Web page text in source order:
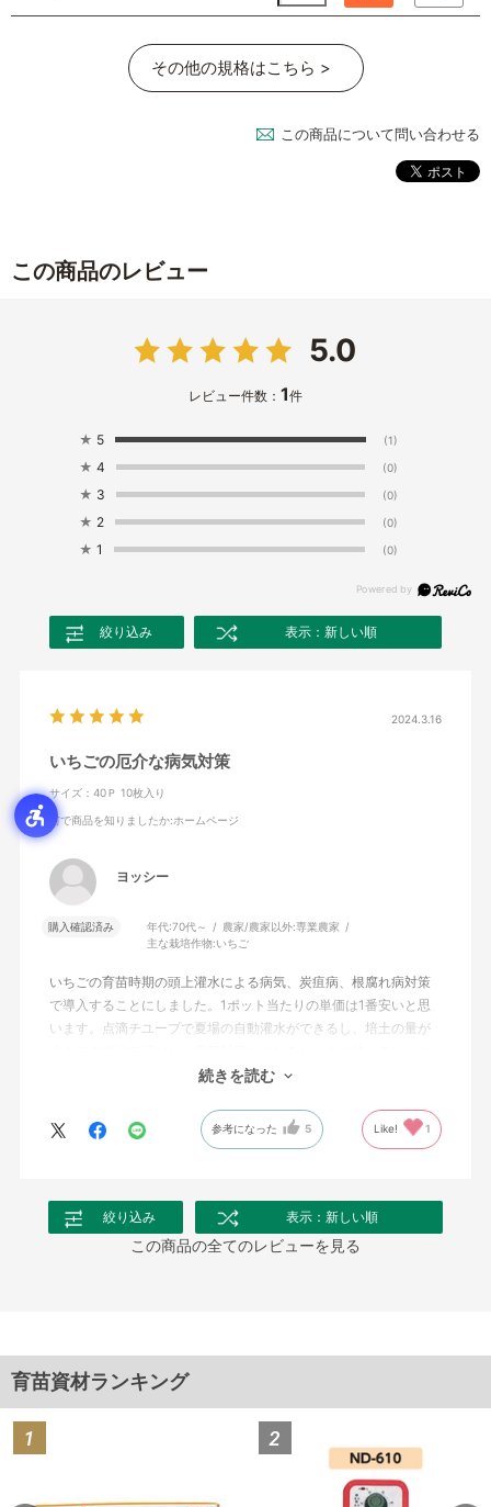
その他の規格はこちら >
この商品について問い合わせる
この商品のレビュー
5.0
レビュー件数： 1件
★ 5 (1)
★ 4 (0)
★ 3 (0)
★ 2 (0)
★ 1 (0)
絞り込み 表示：新しい順
2024.3.16
いちごの厄介な病気対策
サイズ：40Ｐ 10枚入り
何で商品を知りましたか:ホームページ
ヨッシー
購入確認済み 年代:70代～ 農家/農家以外:専業農家
主な栽培作物:いちご
いちごの育苗時期の頭上灌水による病気、炭疽病、根腐れ病対策
で導入することにしました。1ポット当たりの単価は1番安いと思
います。点滴チユープで夏場の自動灌水ができるし、培土の量が
続きを読む
参考になった 5 Like! 1
絞り込み 表示：新しい順
この商品の全てのレビューを見る
育苗資材ランキング